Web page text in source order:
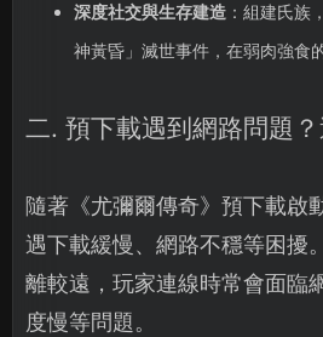
深度社交與生存建造：組建氏族
神黃昏」滅世事件，在弱肉強食
二. 預下載遇到網路問題
隨著《尤彌爾傳奇》預下載啟
遇下載緩慢、網路不穩等困擾
離較遠，玩家連線時常會面臨
度慢等問題。